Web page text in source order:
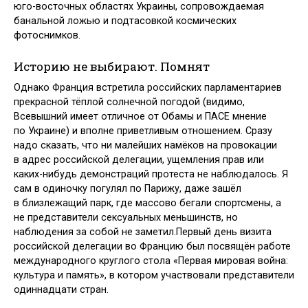
юго-восточных областях Украины, сопровождаемая
банальной ложью и подтасовкой космических
фотоснимков.
Историю не выбирают. Помнят
Однако Франция встретила российских парламентариев
прекрасной тёплой солнечной погодой (видимо,
Всевышний имеет отличное от Обамы и ПАСЕ мнение
по Украине) и вполне приветливым отношением. Сразу
надо сказать, что ни малейших намёков на провокации
в адрес российской делегации, ущемления прав или
каких-нибудь демонстраций протеста не наблюдалось. Я
сам в одиночку погулял по Парижу, даже зашёл
в близлежащий парк, где массово бегали спортсмены, а
не представители сексуальных меньшинств, но
наблюдения за собой не заметил.Первый день визита
российской делегации во Францию был посвящён работе
международного круглого стола «Первая мировая война:
культура и память», в котором участвовали представители
одиннадцати стран.